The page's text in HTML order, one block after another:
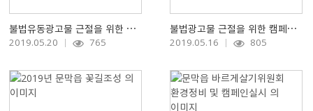
불법유동광고물 근절을 위한 홍보캠페인 및 정비 실시
2019.05.20 765
불법광고물 근절을 위한 캠페인 실시
2019.05.16 805